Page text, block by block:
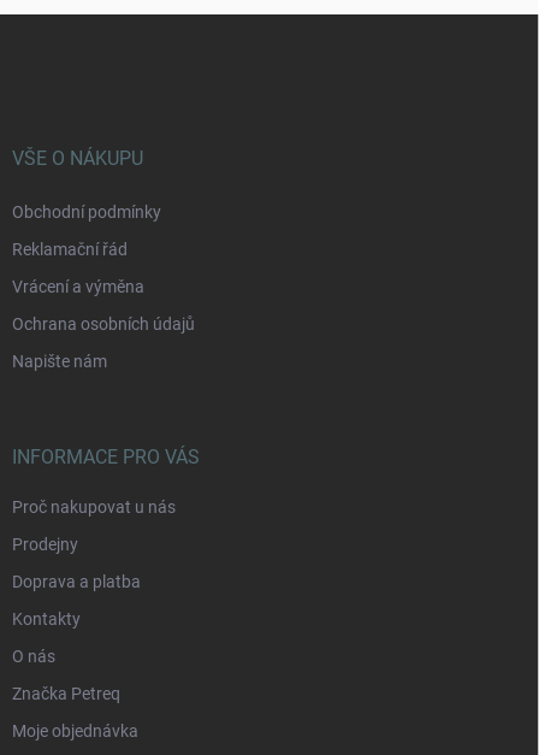
VŠE O NÁKUPU
Obchodní podmínky
Reklamační řád
Vrácení a výměna
Ochrana osobních údajů
Napište nám
INFORMACE PRO VÁS
Proč nakupovat u nás
Prodejny
Doprava a platba
Kontakty
O nás
Značka Petreq
Moje objednávka